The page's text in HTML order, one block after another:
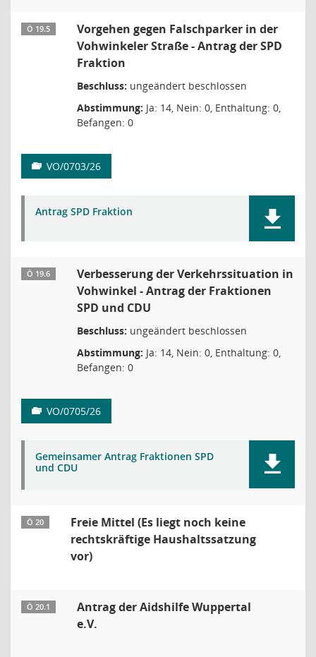
Ö 19.5
Vorgehen gegen Falschparker in der
Vohwinkeler Straße - Antrag der SPD
Fraktion
Beschluss: ungeändert beschlossen
Abstimmung: Ja: 14, Nein: 0, Enthaltung: 0,
Befangen: 0
VO/0703/26
Antrag SPD Fraktion
Ö 19.6
Verbesserung der Verkehrssituation in
Vohwinkel - Antrag der Fraktionen
SPD und CDU
Beschluss: ungeändert beschlossen
Abstimmung: Ja: 14, Nein: 0, Enthaltung: 0,
Befangen: 0
VO/0705/26
Gemeinsamer Antrag Fraktionen SPD
und CDU
Ö 20
Freie Mittel (Es liegt noch keine
rechtskräftige Haushaltssatzung
vor)
Ö 20.1
Antrag der Aidshilfe Wuppertal
e.V.